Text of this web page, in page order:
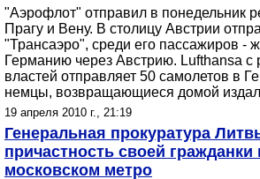
"Аэрофлот" отправил в понедельник
Прагу и Вену. В столицу Австрии
"Трансаэро", среди его пассажиров -
Германию через Австрию. Lufthansa с
властей отправляет 50 самолетов в
немцы, возвращающиеся домой
19 апреля 2010 г., 21:19
Генеральная прокуратура
причастность своей гражданки
московском метро